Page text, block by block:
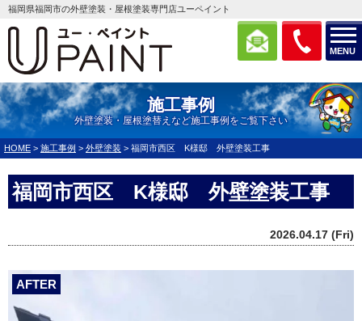
MENU
福岡県福岡市の外壁塗装・屋根塗装専門店ユーペイント
施工事例
外壁塗装・屋根塗替えなど施工事例をご覧下さい
HOME > 施工事例 > 外壁塗装 > 福岡市西区 K様邸 外壁塗装工事
福岡市西区 K様邸 外壁塗装工事
2026.04.17 (Fri)
AFTER